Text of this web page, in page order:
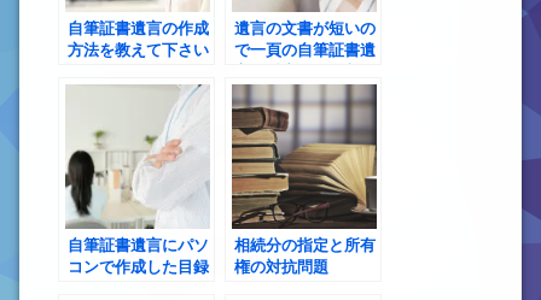
自筆証書遺言の作成
方法を教えて下さい
遺言の文書が短いの
で一頁の自筆証書遺
自筆証書遺言にパソ
コンで作成した目録
相続分の指定と所有
権の対抗問題